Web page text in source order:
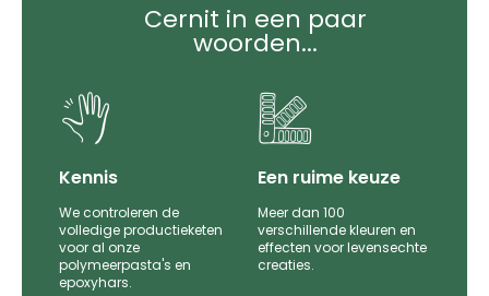
Cernit in een paar
woorden...
Kennis
We controleren de
volledige productieketen
voor al onze
polymeerpasta's en
epoxyhars.
Een ruime keuze
Meer dan 100
verschillende kleuren en
effecten voor levensechte
creaties.